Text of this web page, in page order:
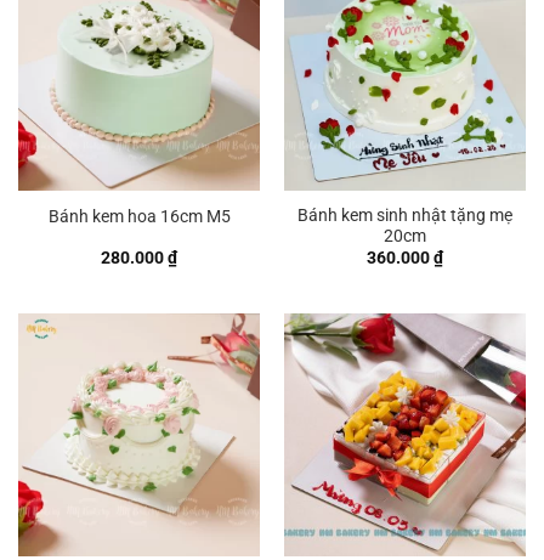
Bánh kem hoa 16cm M5
280.000₫
Bánh kem sinh nhật tặng mẹ
20cm
360.000₫